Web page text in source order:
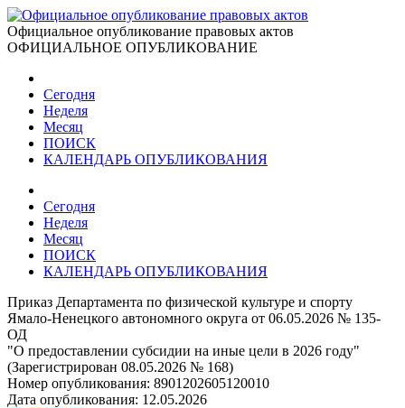
Официальное опубликование правовых актов
ОФИЦИАЛЬНОЕ ОПУБЛИКОВАНИЕ
Сегодня
Неделя
Месяц
ПОИСК
КАЛЕНДАРЬ ОПУБЛИКОВАНИЯ
Сегодня
Неделя
Месяц
ПОИСК
КАЛЕНДАРЬ ОПУБЛИКОВАНИЯ
Приказ Департамента по физической культуре и спорту
Ямало-Ненецкого автономного округа от 06.05.2026 № 135-
ОД
"О предоставлении субсидии на иные цели в 2026 году"
(Зарегистрирован 08.05.2026 № 168)
Номер опубликования: 8901202605120010
Дата опубликования: 12.05.2026